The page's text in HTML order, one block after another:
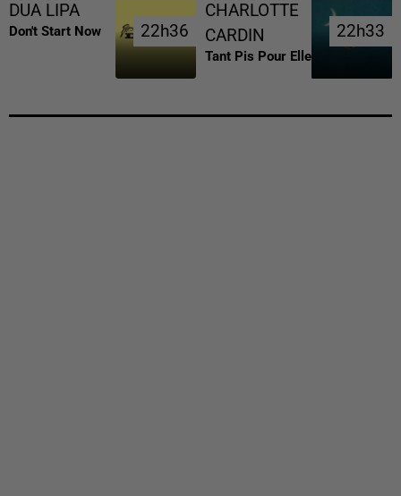
DUA LIPA
Don't Start Now 22h36
22h36
CHARLOTTE
CARDIN
Tant Pis Pour Elle
22h33
22h33